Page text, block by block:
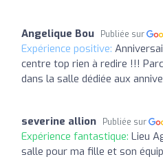
Angelique Bou Publiée sur
Expérience positive:
centre top rien à redire !!!
dans la salle dédiée aux
severine allion Publiée sur
Expérience fantastique: Lieu
salle pour ma fille et son